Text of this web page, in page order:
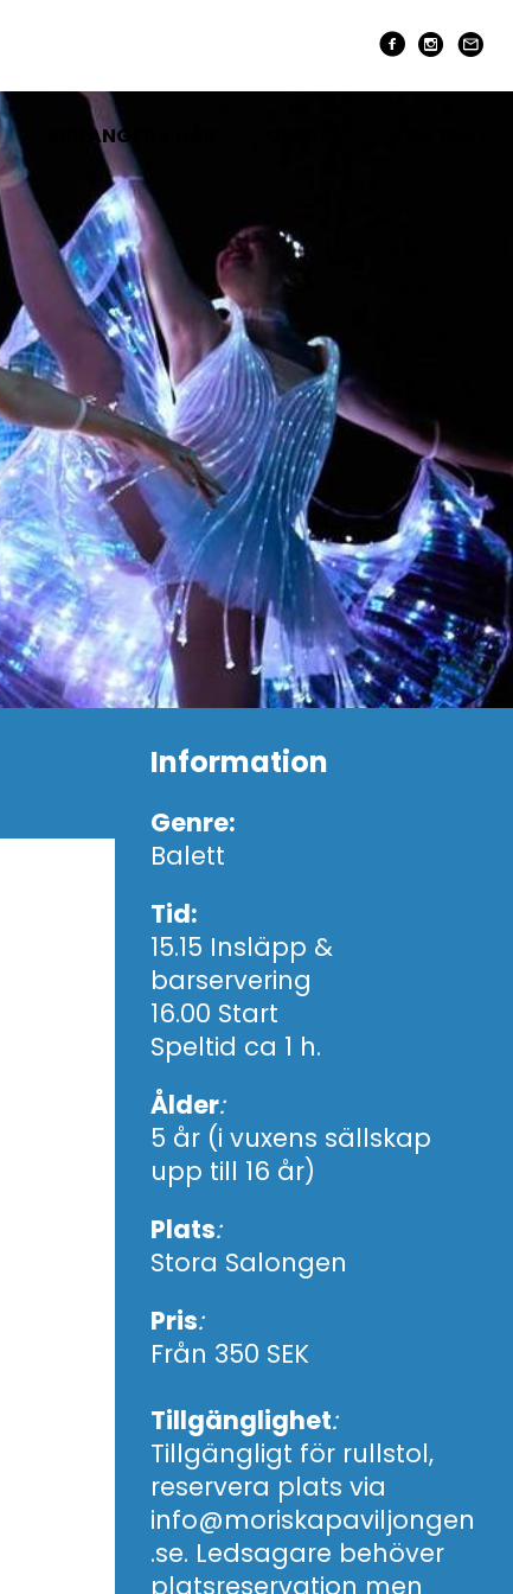
ARRANGERA HÄR
Information
Genre:
Balett
Tid:
15.15 Insläpp &
barservering
16.00 Start
Speltid ca 1 h.
Ålder:
5 år (i vuxens sällskap
upp till 16 år)
Plats:
Stora Salongen
Pris:
Från 350 SEK
Tillgänglighet:
Tillgängligt för rullstol,
reservera plats via
info@moriskapaviljongen
.se. Ledsagare behöver
platsreservation men